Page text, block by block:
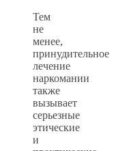
Тем
не
менее,
принудительное
лечение
наркомании
также
вызывает
серьезные
этические
и